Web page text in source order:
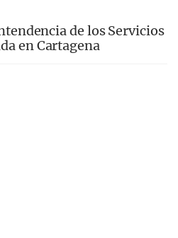
de los Servicios
en Cartagena